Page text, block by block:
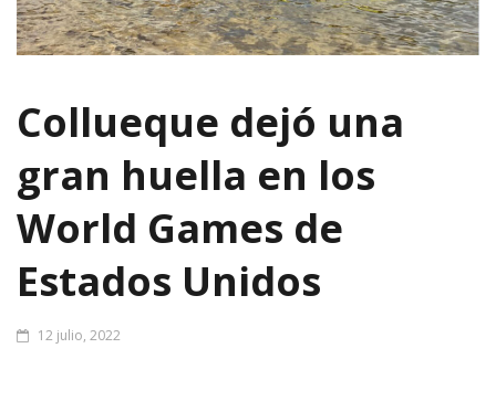
Collueque dejó una
gran huella en los
World Games de
Estados Unidos
12 julio, 2022